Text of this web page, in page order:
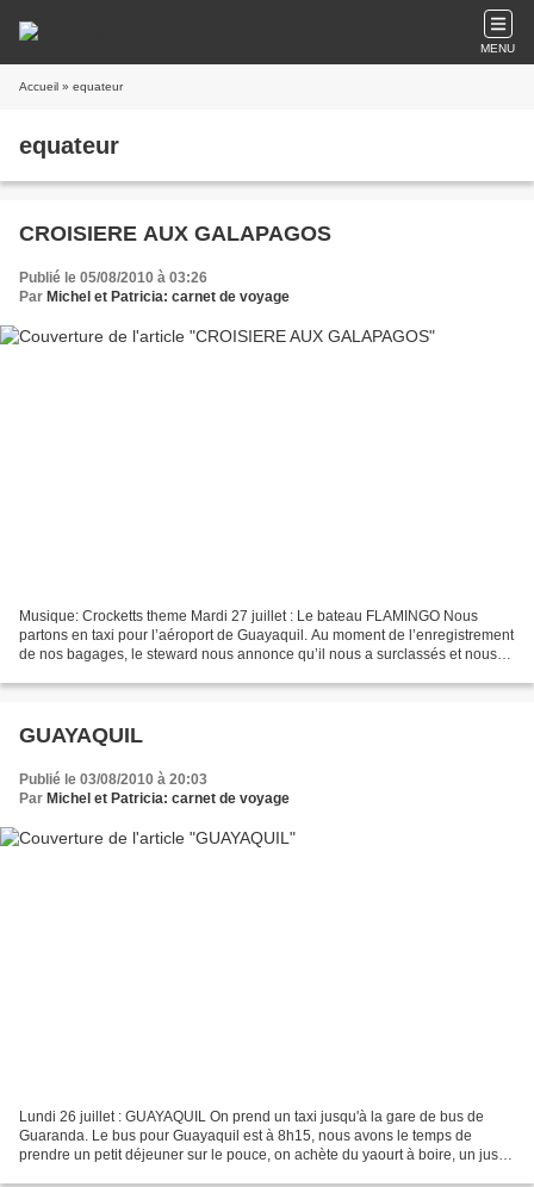
MENU
Accueil » equateur
equateur
CROISIERE AUX GALAPAGOS
Publié le 05/08/2010 à 03:26
Par Michel et Patricia: carnet de voyage
Musique: Crocketts theme Mardi 27 juillet : Le bateau FLAMINGO Nous
partons en taxi pour l’aéroport de Guayaquil. Au moment de l’enregistrement
de nos bagages, le steward nous annonce qu’il nous a surclassés et nous
GUAYAQUIL
Publié le 03/08/2010 à 20:03
Par Michel et Patricia: carnet de voyage
Lundi 26 juillet : GUAYAQUIL On prend un taxi jusqu'à la gare de bus de
Guaranda. Le bus pour Guayaquil est à 8h15, nous avons le temps de
prendre un petit déjeuner sur le pouce, on achète du yaourt à boire, un jus